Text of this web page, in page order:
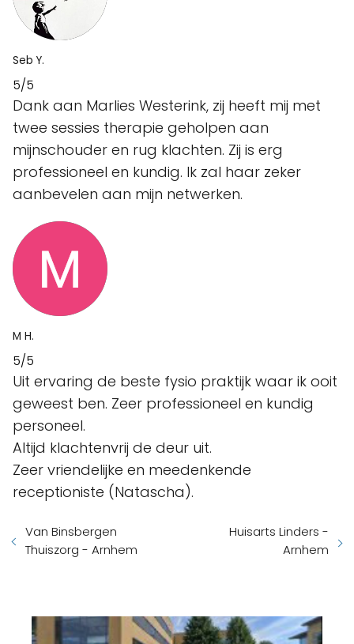
Seb Y.
5/5
Dank aan Marlies Westerink, zij heeft mij met
twee sessies therapie geholpen aan
mijnschouder en rug klachten. Zij is erg
professioneel en kundig. Ik zal haar zeker
aanbevelen aan mijn netwerken.
M H.
5/5
Uit ervaring de beste fysio praktijk waar ik ooit
geweest ben. Zeer professioneel en kundig
personeel.
Altijd klachtenvrij de deur uit.
Zeer vriendelijke en meedenkende
receptioniste (Natascha).
Van Binsbergen
Thuiszorg - Arnhem
Huisarts Linders -
Arnhem